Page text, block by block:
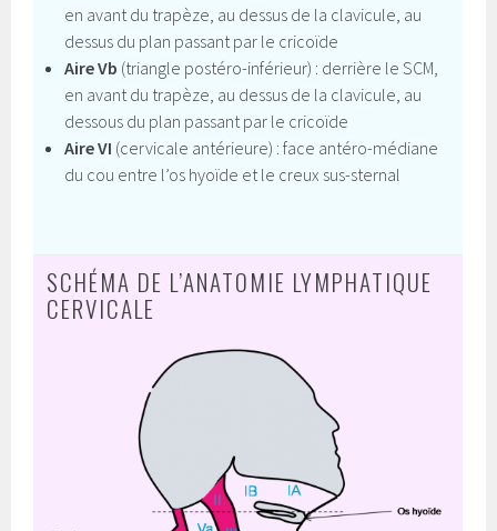
en avant du trapèze, au dessus de la clavicule, au
dessus du plan passant par le cricoïde
Aire Vb (triangle postéro-inférieur) : derrière le SCM,
en avant du trapèze, au dessus de la clavicule, au
dessous du plan passant par le cricoïde
Aire VI (cervicale antérieure) : face antéro-médiane
du cou entre l’os hyoïde et le creux sus-sternal
SCHÉMA DE L’ANATOMIE LYMPHATIQUE
CERVICALE